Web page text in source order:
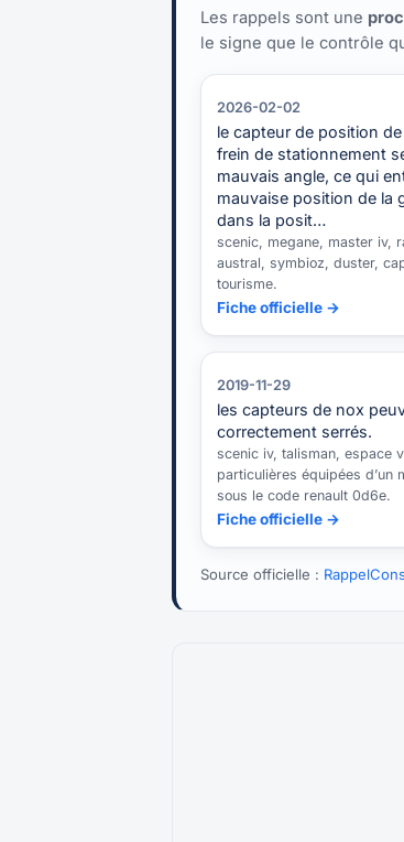
Les rappels sont une
le signe que le contrôle
2026-02-02
le capteur de position
frein de stationnement
mauvais angle, ce qui
mauvaise position de la
dans la posit…
scenic, megane, master iv,
austral, symbioz, duster,
tourisme.
Fiche officielle →
2019-11-29
les capteurs de nox
correctement serrés.
scenic iv, talisman, espace
particulières équipées d’un
sous le code renault 0d6e.
Fiche officielle →
Source officielle :